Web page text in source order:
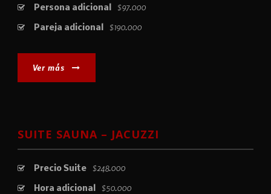
Persona adicional $97.000
Pareja adicional $190.000
Ver más
SUITE SAUNA – JACUZZI
Precio Suite $248.000
Hora adicional $50.000